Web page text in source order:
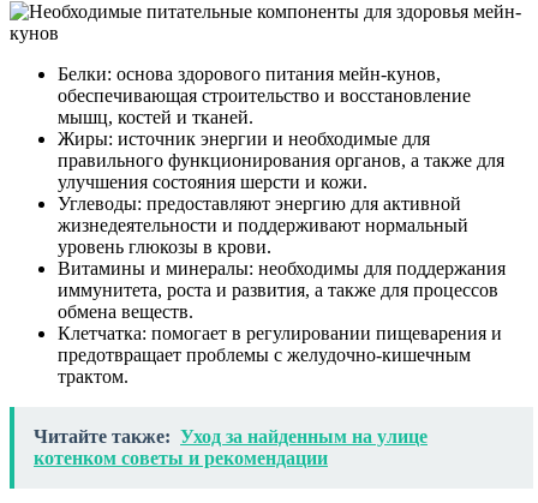
Белки: основа здорового питания мейн-кунов,
обеспечивающая строительство и восстановление
мышц, костей и тканей.
Жиры: источник энергии и необходимые для
правильного функционирования органов, а также для
улучшения состояния шерсти и кожи.
Углеводы: предоставляют энергию для активной
жизнедеятельности и поддерживают нормальный
уровень глюкозы в крови.
Витамины и минералы: необходимы для поддержания
иммунитета, роста и развития, а также для процессов
обмена веществ.
Клетчатка: помогает в регулировании пищеварения и
предотвращает проблемы с желудочно-кишечным
трактом.
Читайте также: Уход за найденным на улице
котенком советы и рекомендации